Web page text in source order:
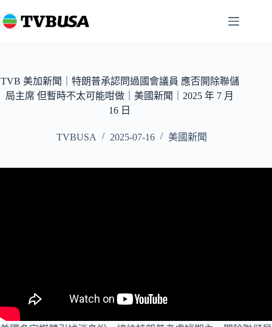
至
容
TVB 美加新聞｜特朗普承認問過國會議員 應否開除聯儲
局主席 但暫時不太可能咁做｜美國新聞｜2025 年 7 月
16 日
TVBUSA 2025-07-16 美國新聞